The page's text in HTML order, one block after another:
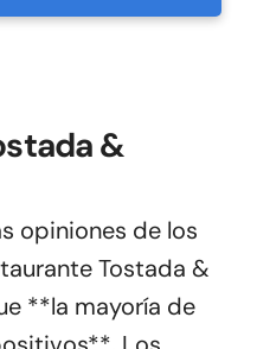
&
opiniones de los
Tostada &
**la mayoría de